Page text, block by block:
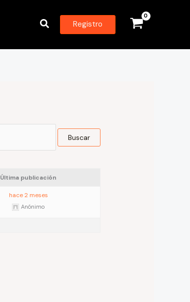
Buscar Registro
Última publicación
hace 2 meses
Anónimo